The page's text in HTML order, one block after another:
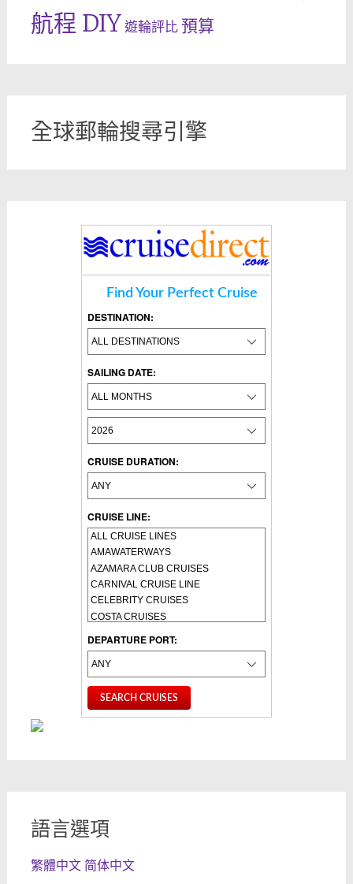
航程 DIY遊輪評比預算
全球郵輪搜尋引擎
Find Your Perfect Cruise
DESTINATION:
SAILING DATE:
CRUISE DURATION:
CRUISE LINE:
DEPARTURE PORT:
語言選項
繁體中文 简体中文